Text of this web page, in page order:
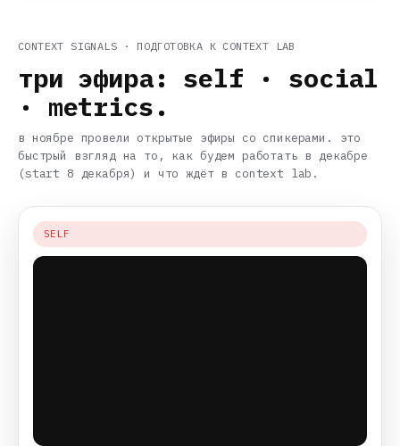
CONTEXT SIGNALS · ПОДГОТОВКА К CONTEXT LAB
три эфира: self · social
· metrics.
в ноябре провели открытые эфиры со спикерами. это
быстрый взгляд на то, как будем работать в декабре
(start 8 декабря) и что ждёт в context lab.
SELF